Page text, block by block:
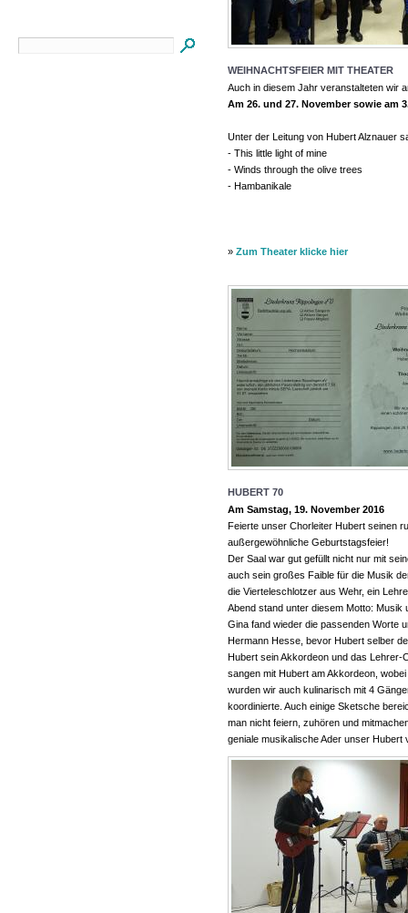
WEIHNACHTSFEIER MIT THEATER
Auch in diesem Jahr veranstalteten wir
Am 26. und 27. November sowie am
Unter der Leitung von Hubert Alznauer
- This little light of mine
- Winds through the olive trees
- Hambanikale
» Zum Theater klicke hier
HUBERT 70
Am Samstag, 19. November 2016
Feierte unser Chorleiter Hubert seinen
außergewöhnliche Geburtstagsfeier!
Der Saal war gut gefüllt nicht nur mit
auch sein großes Faible für die Musik
die Vierteleschlotzer aus Wehr, ein
Abend stand unter diesem Motto: Musik
Gina fand wieder die passenden Worte
Hermann Hesse, bevor Hubert selber
Hubert sein Akkordeon und das Lehrer-
sangen mit Hubert am Akkordeon,
wurden wir auch kulinarisch mit 4
koordinierte. Auch einige Sketsche
man nicht feiern, zuhören und
geniale musikalische Ader unser Hubert